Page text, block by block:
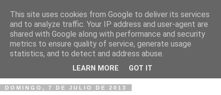
DOMINGO, 7 DE JULIO DE 2013
This site uses cookies from Google to deliver its services
and to analyze traffic. Your IP address and user-agent are
shared with Google along with performance and security
metrics to ensure quality of service, generate usage
statistics, and to detect and address abuse.
LEARN MORE GOT IT